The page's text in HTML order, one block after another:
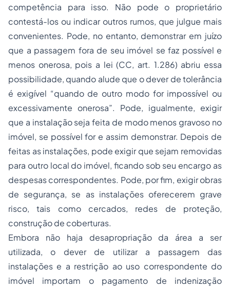
competência para isso. Não pode o proprietário
contestá-los ou indicar outros rumos, que julgue mais
convenientes. Pode, no entanto, demonstrar em juízo
que a passagem fora de seu imóvel se faz possível e
menos onerosa, pois a lei (CC, art. 1.286) abriu essa
possibilidade, quando alude que o dever de tolerância
é exigível “quando de outro modo for impossível ou
excessivamente onerosa”. Pode, igualmente, exigir
que a instalação seja feita de modo menos gravoso no
imóvel, se possível for e assim demonstrar. Depois de
feitas as instalações, pode exigir que sejam removidas
para outro local do imóvel, ficando sob seu encargo as
despesas correspondentes. Pode, por fim, exigir obras
de segurança, se as instalações oferecerem grave
risco, tais como cercados, redes de proteção,
construção de coberturas.
Embora não haja desapropriação da área a ser
utilizada, o dever de utilizar a passagem das
instalações e a restrição ao uso correspondente do
imóvel importam o pagamento de indenização